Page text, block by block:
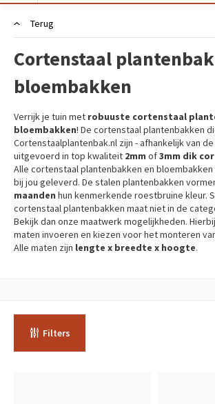
Terug
Cortenstaal
bloembakken
Verrijk je tuin met robuuste cortenstaal
bloembakken! De cortenstaal plantenbakken
Cortenstaalplantenbak.nl zijn - afhankelijk van
uitgevoerd in top kwaliteit 2mm of3mm dik
Alle cortenstaal plantenbakken en
bij jou geleverd. De stalen plantenbakken
maanden hun kenmerkende roestbruine kleur.
cortenstaal plantenbakken maat niet in de
Bekijk dan onze maatwerk mogelijkheden.
maten invoeren en kiezen voor het monteren
Alle maten zijn lengte x breedte x hoogte.
Filters